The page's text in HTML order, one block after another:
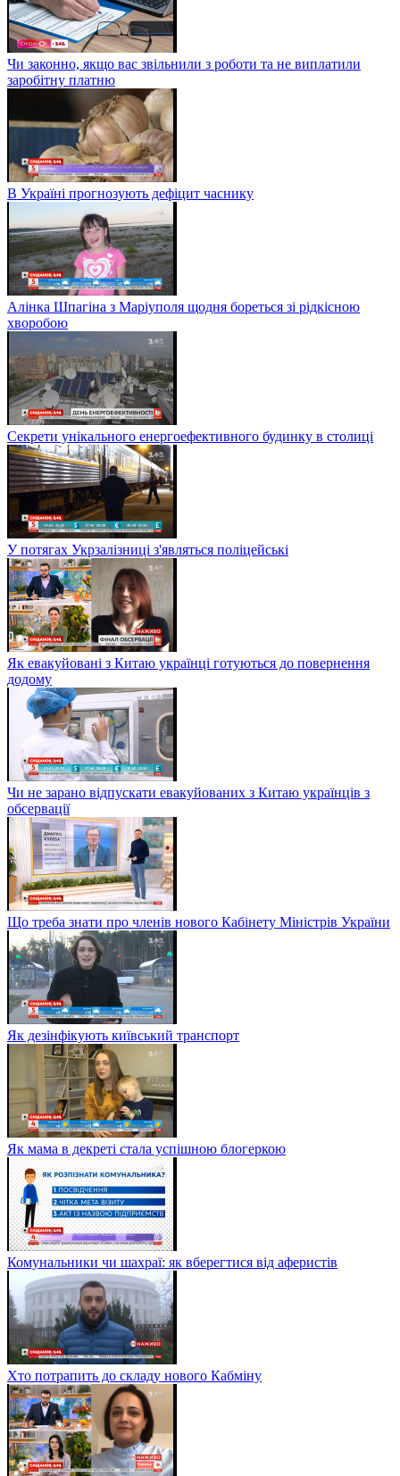
Чи законно, якщо вас звільнили з роботи та не виплатили
заробітну платню
В Україні прогнозують дефіцит часнику
Алінка Шпагіна з Маріуполя щодня бореться зі рідкісною
хворобою
Секрети унікального енергоефективного будинку в столиці
У потягах Укрзалізниці з'являться поліцейські
Як евакуйовані з Китаю українці готуються до повернення
додому
Чи не зарано відпускати евакуйованих з Китаю українців з
обсервації
Що треба знати про членів нового Кабінету Міністрів України
Як дезінфікують київський транспорт
Як мама в декреті стала успішною блогеркою
Комунальники чи шахраї: як вберегтися від аферистів
Хто потрапить до складу нового Кабміну